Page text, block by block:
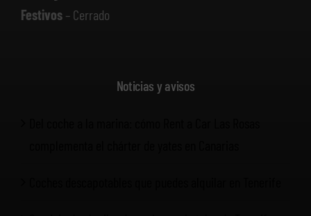
Festivos– Cerrado
Noticias y avisos